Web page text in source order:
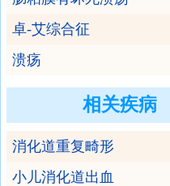
卓-艾综合征
溃疡
相关疾病
消化道重复畸形
小儿消化道出血